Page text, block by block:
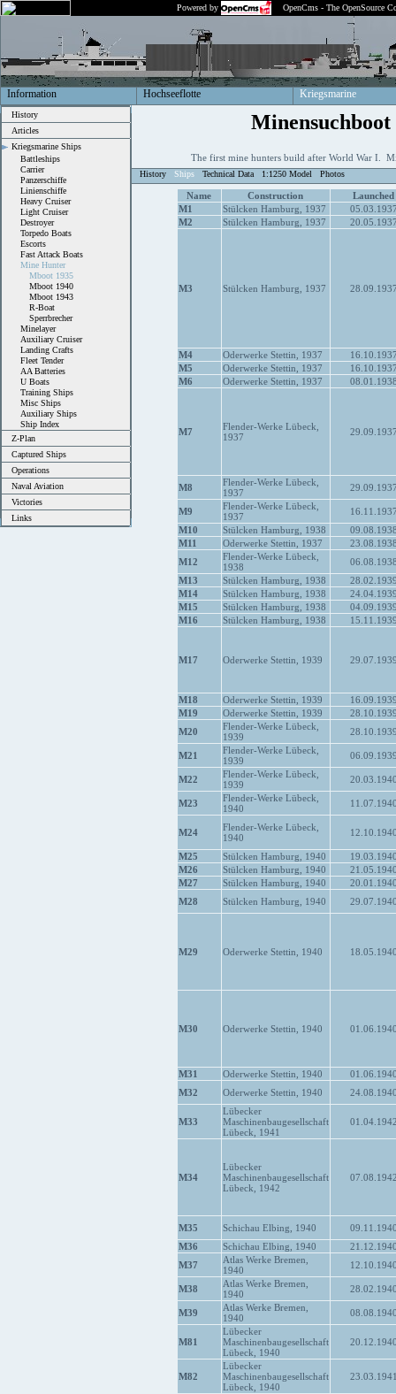
Powered by OpenCms - The OpenSource
Information Hochseeflotte Kriegsmarine
History
Articles
Kriegsmarine Ships
Battleships
Carrier
Panzerschiffe
Linienschiffe
Heavy Cruiser
Light Cruiser
Destroyer
Torpedo Boats
Escorts
Fast Attack Boats
Mine Hunter
Mboot 1935
Mboot 1940
Mboot 1943
R-Boat
Sperrbrecher
Minelayer
Auxiliary Cruiser
Landing Crafts
Fleet Tender
AA Batteries
U Boats
Training Ships
Misc Ships
Auxiliary Ships
Ship Index
Z-Plan
Captured Ships
Operations
Naval Aviation
Victories
Links
Minensuchboot
The first mine hunters build after World War I.
History Ships Technical Data 1:1250 Model Photos
Name Construction
Launched
M1
Stülcken Hamburg, 1937
M2
Stülcken Hamburg, 1937
M3 Stülcken Hamburg, 1937
M4 Oderwerke Stettin, 1937
M5
Oderwerke Stettin, 1937
M6
Oderwerke Stettin, 1937
M7
Flender-Werke Lübeck,
1937
M8
Flender-Werke Lübeck,
1937
M9
Flender-Werke Lübeck,
1937
M10
Stülcken Hamburg, 1938
M11
Oderwerke Stettin, 1937
M12
Flender-Werke Lübeck,
1938
M13
Stülcken Hamburg, 1938
M14
Stülcken Hamburg, 1938
M15
Stülcken Hamburg, 1938
M16
Stülcken Hamburg, 1938
M17 Oderwerke Stettin, 1939
M18 Oderwerke Stettin, 1939
M19
Oderwerke Stettin, 1939
M20
Flender-Werke Lübeck,
1939
M21
Flender-Werke Lübeck,
1939
M22
Flender-Werke Lübeck,
1939
M23
Flender-Werke Lübeck,
1940
M24
Flender-Werke Lübeck,
1940
M25 Stülcken Hamburg, 1940
M26
Stülcken Hamburg, 1940
M27
Stülcken Hamburg, 1940
M28
Stülcken Hamburg, 1940
M29 Oderwerke Stettin, 1940
M30 Oderwerke Stettin, 1940
M31 Oderwerke Stettin, 1940
M32
Oderwerke Stettin, 1940
M33
Lübecker
Maschinenbaugesellschaft
Lübeck, 1941
M34
Lübecker
Maschinenbaugesellschaft
Lübeck, 1942
M35 Schichau Elbing, 1940
M36
Schichau Elbing, 1940
M37
Atlas Werke Bremen,
1940
M38
Atlas Werke Bremen,
1940
M39
Atlas Werke Bremen,
1940
M81
Lübecker
Maschinenbaugesellschaft
Lübeck, 1940
M82
Lübecker
Maschinenbaugesellschaft
Lübeck, 1940